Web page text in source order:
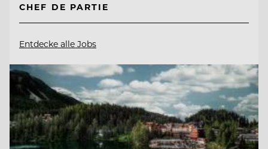
CHEF DE PARTIE
Entdecke alle Jobs